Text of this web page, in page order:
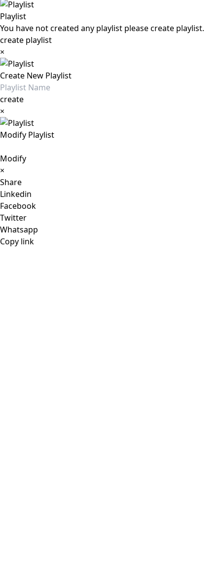
Playlist
You have not created any playlist please create playlist.
create playlist
×
Create New Playlist
create
×
Modify Playlist
Modify
×
Share
Linkedin
Facebook
Twitter
Whatsapp
Copy link